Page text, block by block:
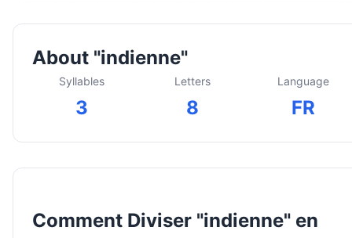
About "indienne"
Syllables
3
Letters
8
Language
FR
Comment Diviser "indienne" en